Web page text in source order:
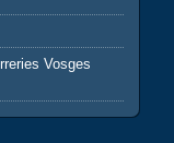
Vosges